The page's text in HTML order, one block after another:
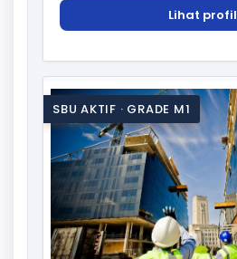
Lihat profil
SBU AKTIF · GRADE M1